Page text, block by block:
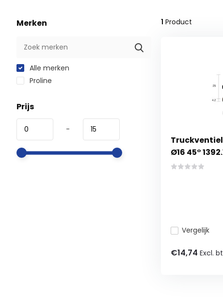
Merken
Alle merken
Proline
Prijs
-
1 Product
Truckventiel
Ø16 45°
Vergelijk
€14,74 Excl.